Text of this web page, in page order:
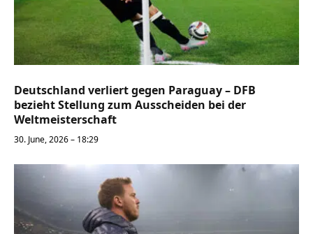
Deutschland verliert gegen Paraguay – DFB
bezieht Stellung zum Ausscheiden bei der
Weltmeisterschaft
30. June, 2026 – 18:29